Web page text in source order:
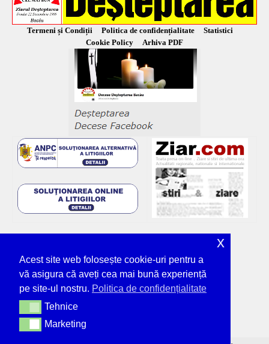
Termeni și Condiții Politica de confidențialitate
Statistici
Cookie Policy
Arhiva PDF
Acest site web folosește cookie-uri pentru a
vă asigura că aveți cea mai bună experiență
pe site-ul nostru. Politica de confidențialitate
TehniceTehnice
MarketingMarketing
x